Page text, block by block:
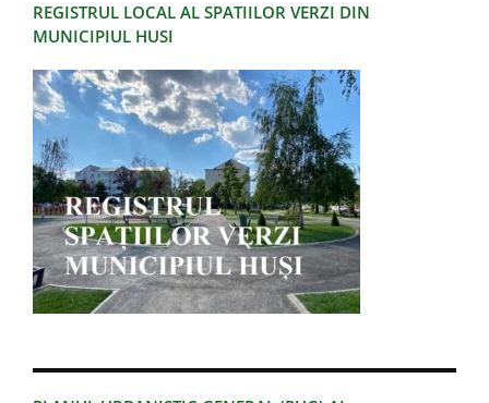
REGISTRUL LOCAL AL SPATIILOR VERZI DIN
MUNICIPIUL HUSI